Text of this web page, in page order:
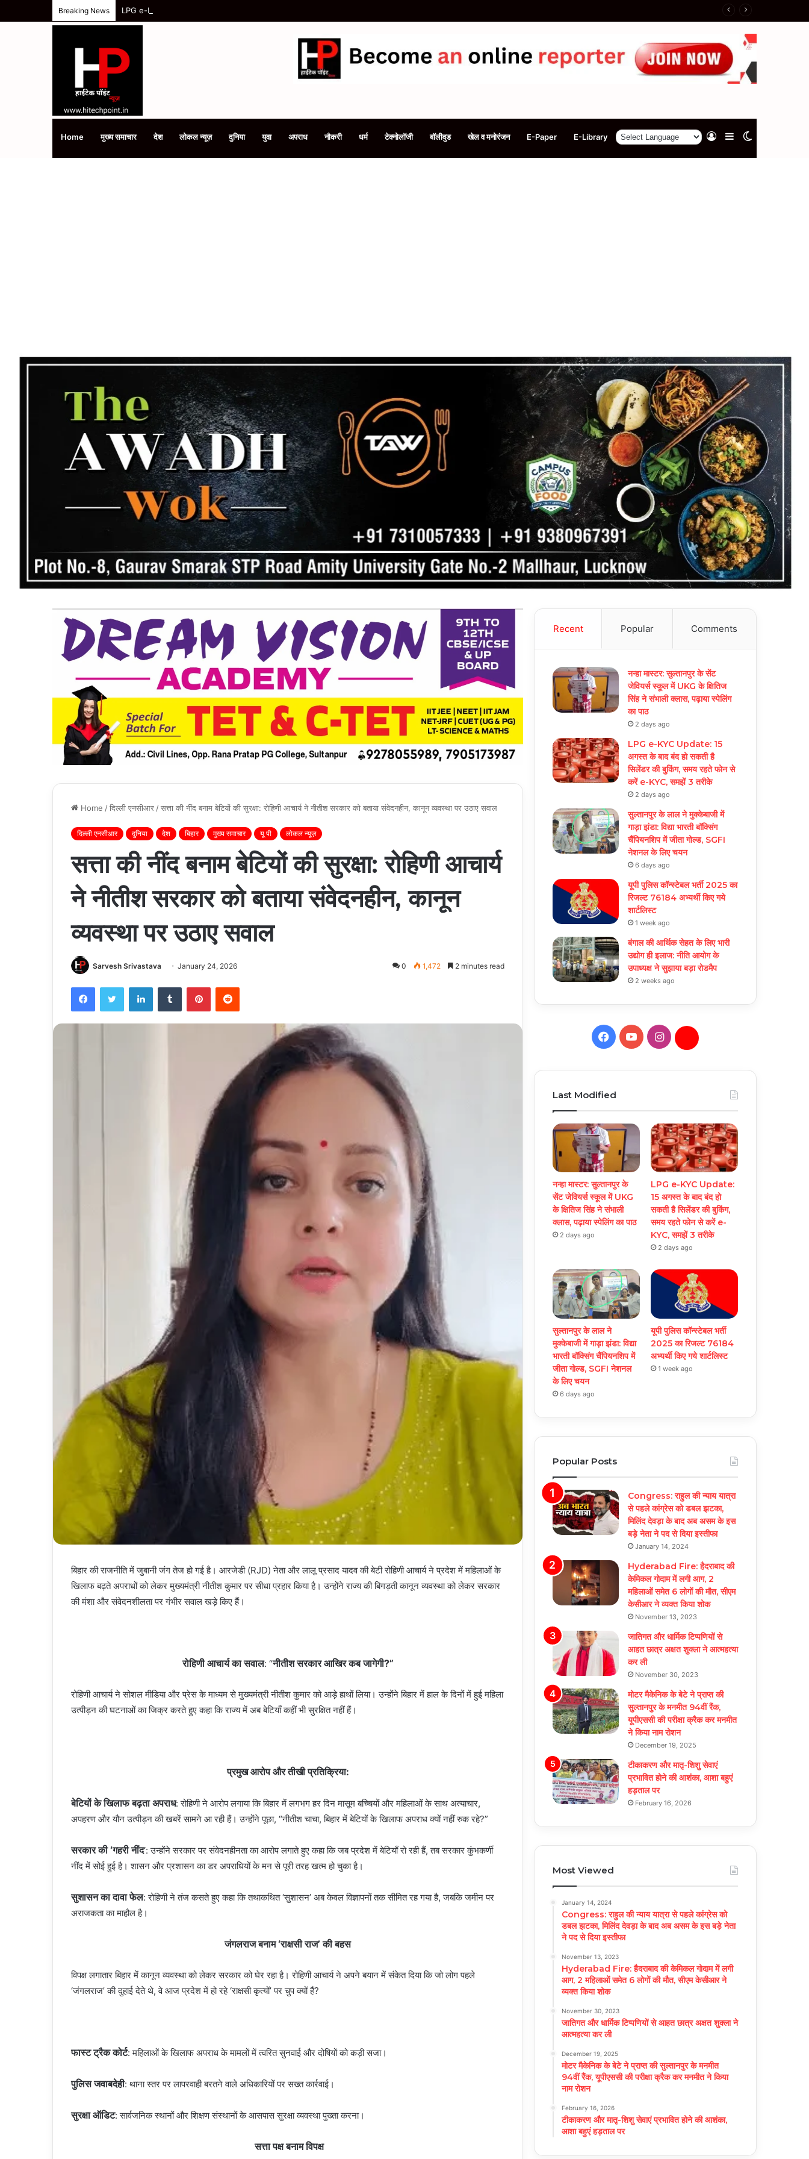
Breaking News LPG e-KYC Update: 15 अगस्त के बाद बंद हो सकती है सिलेंडर की बुकिंग, समय रहते फोन से करें e-KYC, समझें 3 तरीके
Home मुख्य समाचार देश लोकल न्यूज़ दुनिया युवा अपराध नौकरी धर्म टेक्नोलॉजी बॉलीवुड खेल व मनोरंजन E-Paper E-Library Sidebar
Log
Home /दिल्ली एनसीआर /सत्ता की नींद बनाम बेटियों की सुरक्षा: रोहिणी आचार्य ने नीतीश सरकार को बताया संवेदनहीन, कानून व्यवस्था पर उठाए सवाल
दिल्ली एनसीआर दुनिया देश बिहार मुख्य समाचार यू पी लोकल न्यूज़
सत्ता की नींद बनाम बेटियों की सुरक्षा: रोहिणी आचार्य
ने नीतीश सरकार को बताया संवेदनहीन, कानून
व्यवस्था पर उठाए सवाल
Sarvesh Srivastava January 24, 2026 0 1,472 2 minutes read
FacebookTwitter LinkedInTumblr PinterestReddit
बिहार की राजनीति में जुबानी जंग तेज हो गई है। आरजेडी (RJD) नेता और लालू प्रसाद यादव की बेटी रोहिणी आचार्य ने प्रदेश में महिलाओं के
खिलाफ बढ़ते अपराधों को लेकर मुख्यमंत्री नीतीश कुमार पर सीधा प्रहार किया है। उन्होंने राज्य की बिगड़ती कानून व्यवस्था को लेकर सरकार
की मंशा और संवेदनशीलता पर गंभीर सवाल खड़े किए हैं।
रोहिणी आचार्य का सवाल: “नीतीश सरकार आखिर कब जागेगी?”
रोहिणी आचार्य ने सोशल मीडिया और प्रेस के माध्यम से मुख्यमंत्री नीतीश कुमार को आड़े हाथों लिया। उन्होंने बिहार में हाल के दिनों में हुई महिला
उत्पीड़न की घटनाओं का जिक्र करते हुए कहा कि राज्य में अब बेटियाँ कहीं भी सुरक्षित नहीं हैं।
प्रमुख आरोप और तीखी प्रतिक्रिया:
बेटियों के खिलाफ बढ़ता अपराध: रोहिणी ने आरोप लगाया कि बिहार में लगभग हर दिन मासूम बच्चियों और महिलाओं के साथ अत्याचार,
अपहरण और यौन उत्पीड़न की खबरें सामने आ रही हैं। उन्होंने पूछा, “नीतीश चाचा, बिहार में बेटियों के खिलाफ अपराध क्यों नहीं रुक रहे?”
सरकार की ‘गहरी नींद‘: उन्होंने सरकार पर संवेदनहीनता का आरोप लगाते हुए कहा कि जब प्रदेश में बेटियाँ रो रही हैं, तब सरकार कुंभकर्णी
नींद में सोई हुई है। शासन और प्रशासन का डर अपराधियों के मन से पूरी तरह खत्म हो चुका है।
सुशासन का दावा फेल: रोहिणी ने तंज कसते हुए कहा कि तथाकथित ‘सुशासन’ अब केवल विज्ञापनों तक सीमित रह गया है, जबकि जमीन पर
अराजकता का माहौल है।
जंगलराज बनाम ‘राक्षसी राज’ की बहस
विपक्ष लगातार बिहार में कानून व्यवस्था को लेकर सरकार को घेर रहा है। रोहिणी आचार्य ने अपने बयान में संकेत दिया कि जो लोग पहले
‘जंगलराज’ की दुहाई देते थे, वे आज प्रदेश में हो रहे ‘राक्षसी कृत्यों’ पर चुप क्यों हैं?
फास्ट ट्रैक कोर्ट: महिलाओं के खिलाफ अपराध के मामलों में त्वरित सुनवाई और दोषियों को कड़ी सजा।
पुलिस जवाबदेही: थाना स्तर पर लापरवाही बरतने वाले अधिकारियों पर सख्त कार्रवाई।
सुरक्षा ऑडिट: सार्वजनिक स्थानों और शिक्षण संस्थानों के आसपास सुरक्षा व्यवस्था पुख्ता करना।
सत्ता पक्ष बनाम विपक्ष
Recent Popular Comments
नन्हा मास्टर: सुल्तानपुर के सेंट
जेवियर्स स्कूल में UKG के क्षितिज
सिंह ने संभाली क्लास, पढ़ाया स्पेलिंग
का पाठ
2 days ago
LPG e-KYC Update: 15
अगस्त के बाद बंद हो सकती है
सिलेंडर की बुकिंग, समय रहते फोन से
करें e-KYC, समझें 3 तरीके
2 days ago
सुल्तानपुर के लाल ने मुक्केबाजी में
गाड़ा झंडा: विद्या भारती बॉक्सिंग
चैंपियनशिप में जीता गोल्ड, SGFI
नेशनल के लिए चयन
6 days ago
यूपी पुलिस कॉन्स्टेबल भर्ती 2025 का
रिजल्ट 76184 अभ्यर्थी किए गये
शार्टलिस्ट
1 week ago
बंगाल की आर्थिक सेहत के लिए भारी
उद्योग ही इलाज: नीत‌ि आयोग के
उपाध्यक्ष ने सुझाया बड़ा रोडमैप
2 weeks ago
Facebook
YouTubeInstagramDaily
Last Modified
नन्हा मास्टर: सुल्तानपुर के
सेंट जेवियर्स स्कूल में UKG
के क्षितिज सिंह ने संभाली
क्लास, पढ़ाया स्पेलिंग का पाठ
2 days ago
LPG e-KYC Update:
15 अगस्त के बाद बंद हो
सकती है सिलेंडर की बुकिंग,
समय रहते फोन से करें e-
KYC, समझें 3 तरीके
2 days ago
सुल्तानपुर के लाल ने
मुक्केबाजी में गाड़ा झंडा: विद्या
भारती बॉक्सिंग चैंपियनशिप में
जीता गोल्ड, SGFI नेशनल
के लिए चयन
6 days ago
यूपी पुलिस कॉन्स्टेबल भर्ती
2025 का रिजल्ट 76184
अभ्यर्थी किए गये शार्टलिस्ट
1 week ago
Popular Posts
Congress: राहुल की न्याय यात्रा
से पहले कांग्रेस को डबल झटका,
मिलिंद देवड़ा के बाद अब असम के इस
बड़े नेता ने पद से दिया इस्तीफा
January 14, 2024
Hyderabad Fire: हैदराबाद की
केमिकल गोदाम में लगी आग, 2
महिलाओं समेत 6 लोगों की मौत, सीएम
केसीआर ने व्यक्त किया शोक
November 13, 2023
जातिगत और धार्मिक टिप्पणियों से
आहत छात्र अक्षत शुक्ला ने आत्महत्या
कर ली
November 30, 2023
मोटर मैकेनिक के बेटे ने प्राप्त की
सुल्तानपुर के मनमीत 94वीं रैंक,
यूपीएससी की परीक्षा क्रैक कर मनमीत
ने किया नाम रोशन
December 19, 2025
टीकाकरण और मातृ-शिशु सेवाएं
प्रभावित होने की आशंका, आशा बहुएं
हड़ताल पर
February 16, 2026
Most Viewed
January 14, 2024
Congress: राहुल की न्याय यात्रा से पहले कांग्रेस को
डबल झटका, मिलिंद देवड़ा के बाद अब असम के इस बड़े नेता
ने पद से दिया इस्तीफा
November 13, 2023
Hyderabad Fire: हैदराबाद की केमिकल गोदाम में लगी
आग, 2 महिलाओं समेत 6 लोगों की मौत, सीएम केसीआर ने
व्यक्त किया शोक
November 30, 2023
जातिगत और धार्मिक टिप्पणियों से आहत छात्र अक्षत शुक्ला ने
आत्महत्या कर ली
December 19, 2025
मोटर मैकेनिक के बेटे ने प्राप्त की सुल्तानपुर के मनमीत
94वीं रैंक, यूपीएससी की परीक्षा क्रैक कर मनमीत ने किया
नाम रोशन
February 16, 2026
टीकाकरण और मातृ-शिशु सेवाएं प्रभावित होने की आशंका,
आशा बहुएं हड़ताल पर